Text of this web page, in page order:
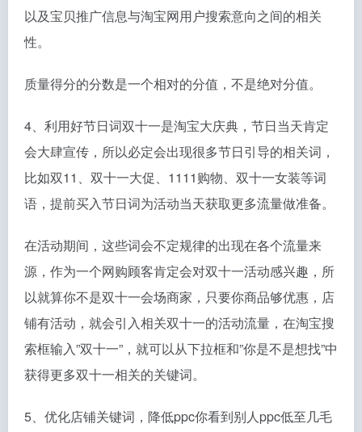
以及宝贝推广信息与淘宝网用户搜索意向之间的相关
性。
质量得分的分数是一个相对的分值，不是绝对分值。
4、利用好节日词双十一是淘宝大庆典，节日当天肯定
会大肆宣传，所以必定会出现很多节日引导的相关词，
比如双11、双十一大促、1111购物、双十一女装等词
语，提前买入节日词为活动当天获取更多流量做准备。
在活动期间，这些词会不定规律的出现在各个流量来
源，作为一个网购顾客肯定会对双十一活动感兴趣，所
以就算你不是双十一会场商家，只要你商品够优惠，店
铺有活动，就会引入相关双十一的活动流量，在淘宝搜
索框输入”双十一”，就可以从下拉框和”你是不是想找”中
获得更多双十一相关的关键词。
5、优化店铺关键词，降低ppc你看到别人ppc低至几毛